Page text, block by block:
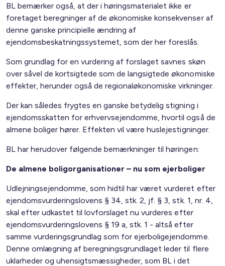
BL bemærker også, at der i høringsmaterialet ikke er
foretaget beregninger af de økonomiske konsekvenser af
denne ganske principielle ændring af
ejendomsbeskatningssystemet, som der her foreslås.
Som grundlag for en vurdering af forslaget savnes skøn
over såvel de kortsigtede som de langsigtede økonomiske
effekter, herunder også de regionaløkonomiske virkninger.
Der kan således frygtes en ganske betydelig stigning i
ejendomsskatten for erhvervsejendomme, hvortil også de
almene boliger hører. Effekten vil være huslejestigninger.
BL har herudover følgende bemærkninger til høringen:
De almene boligorganisationer – nu som ejerboliger
Udlejningsejendomme, som hidtil har været vurderet efter
ejendomsvurderingslovens § 34, stk. 2, jf. § 3, stk. 1, nr. 4,
skal efter udkastet til lovforslaget nu vurderes efter
ejendomsvurderingslovens § 19 a, stk. 1 - altså efter
samme vurderingsgrundlag som for ejerboligejendomme.
Denne omlægning af beregningsgrundlaget leder til flere
uklarheder og uhensigtsmæssigheder, som BL i det